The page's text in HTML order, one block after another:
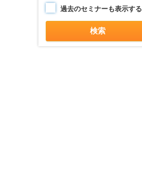
過去のセミナーも表示する